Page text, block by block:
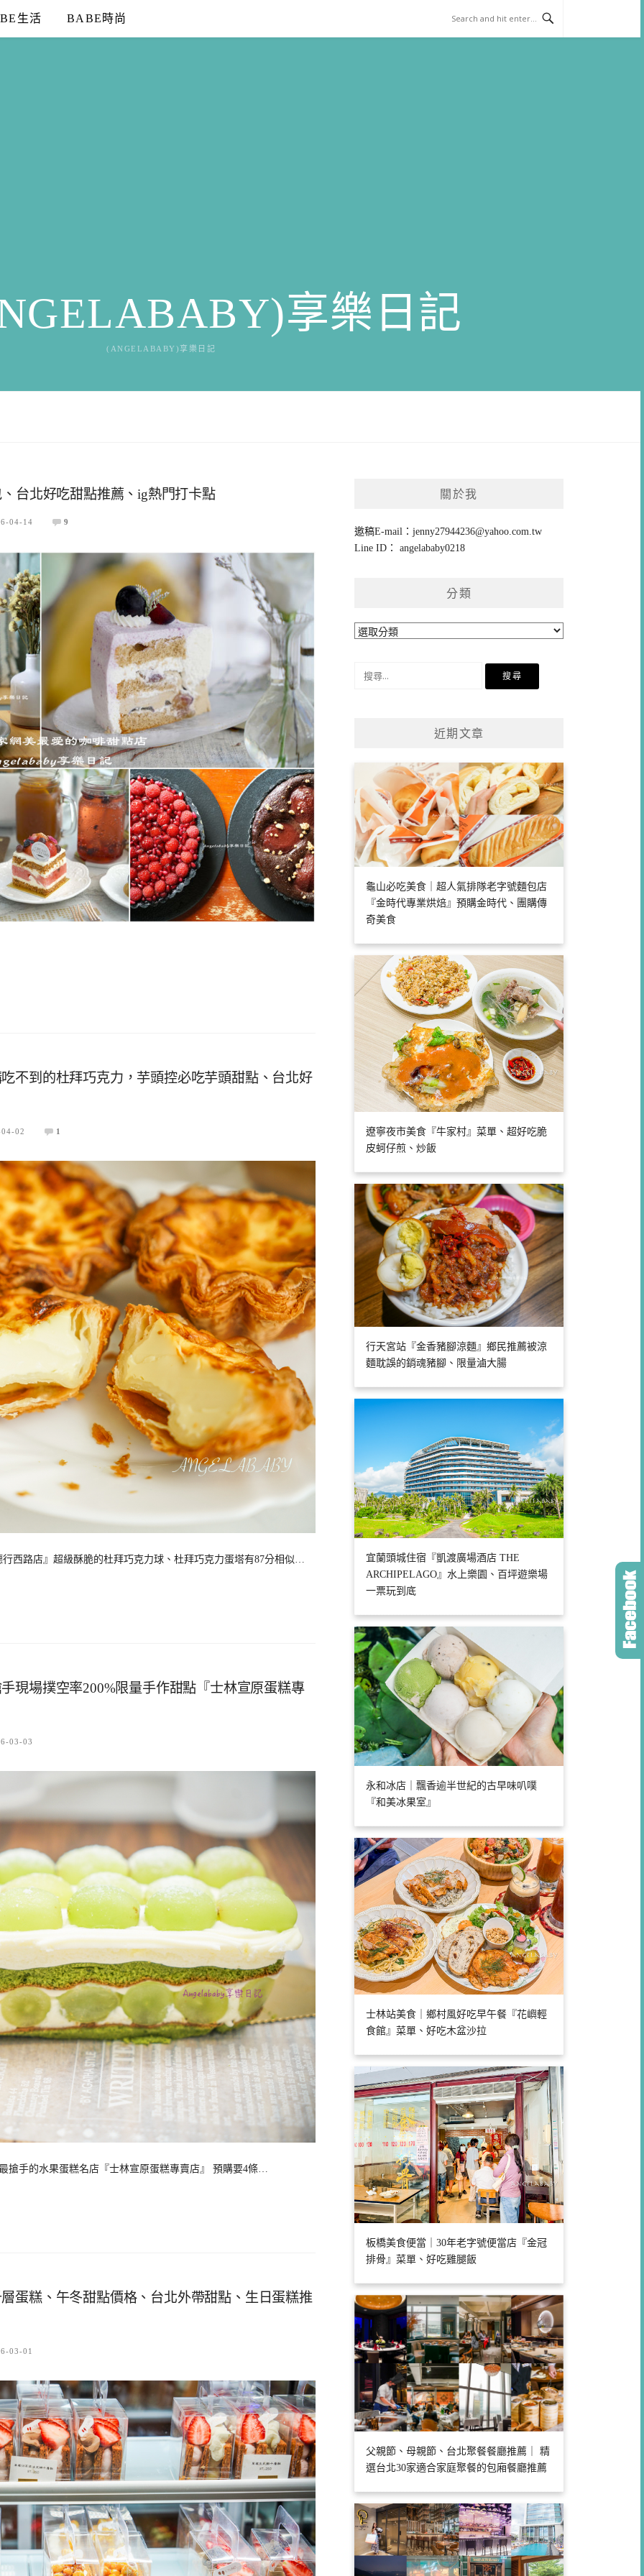
生活 BABE時尚
享樂日記
(ANGELABABY)享樂日記
台北好吃甜點推薦、ig熱門打卡點
04-14 9
不到的杜拜巧克力，芋頭控必吃芋頭甜點、台北好
02 1
西路店』超級酥脆的杜拜巧克力球、杜拜巧克力蛋塔有87分相似…
現場撲空率200%限量手作甜點『士林宣原蛋糕專
03-03
手的水果蛋糕名店『士林宣原蛋糕專賣店』 預購要4條…
蛋糕、午冬甜點價格、台北外帶甜點、生日蛋糕推
03-01
關於我
邀稿E-mail：jenny27944236@yahoo.com.tw
Line ID： angelababy0218
分類
分
近期文章
龜山必吃美食｜超人氣排隊老字號麵包店
『金時代專業烘焙』預購金時代、團購傳
奇美食
遼寧夜市美食『牛家村』菜單、超好吃脆
皮蚵仔煎、炒飯
行天宮站『金香豬腳涼麵』鄉民推薦被涼
麵耽誤的銷魂豬腳、限量滷大腸
宜蘭頭城住宿『凱渡廣場酒店 THE
ARCHIPELAGO』水上樂園、百坪遊樂場
一票玩到底
永和冰店｜飄香逾半世紀的古早味叭噗
『和美冰果室』
士林站美食｜鄉村風好吃早午餐『花嶼輕
食館』菜單、好吃木盆沙拉
板橋美食便當｜30年老字號便當店『金冠
排骨』菜單、好吃雞腿飯
父親節、母親節、台北聚餐餐廳推薦｜ 精
選台北30家適合家庭聚餐的包廂餐廳推薦